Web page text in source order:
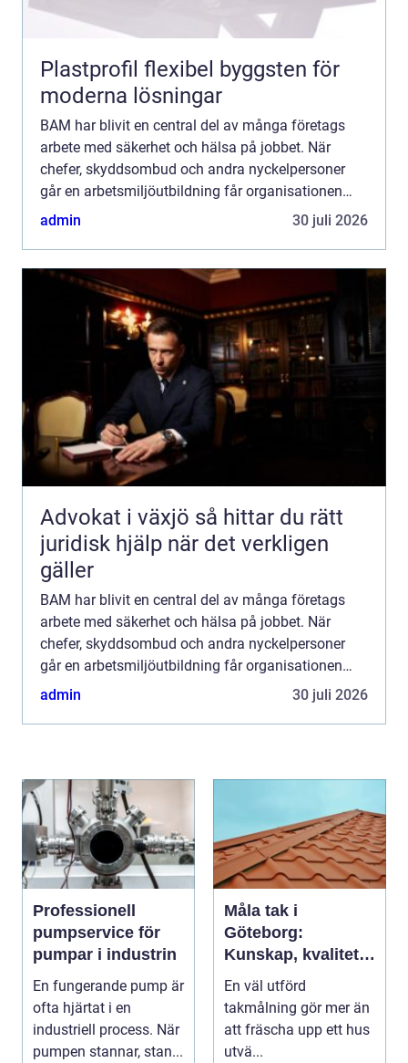
Plastprofil flexibel byggsten för
moderna lösningar
BAM har blivit en central del av många företags
arbete med säkerhet och hälsa på jobbet. När
chefer, skyddsombud och andra nyckelpersoner
går en arbetsmiljöutbildning får organisationen
gemensamma begr...
admin 30 juli 2026
Advokat i växjö så hittar du rätt
juridisk hjälp när det verkligen
gäller
BAM har blivit en central del av många företags
arbete med säkerhet och hälsa på jobbet. När
chefer, skyddsombud och andra nyckelpersoner
går en arbetsmiljöutbildning får organisationen
gemensamma begr...
admin 30 juli 2026
Professionell
pumpservice för
pumpar i industrin
En fungerande pump är
ofta hjärtat i en
industriell process. När
pumpen stannar, stan...
Måla tak i
Göteborg:
Kunskap, kvalitet
och långsiktigt
skydd vid
takmålning i
Göteborg
En väl utförd
takmålning gör mer än
att fräscha upp ett hus
utvä...